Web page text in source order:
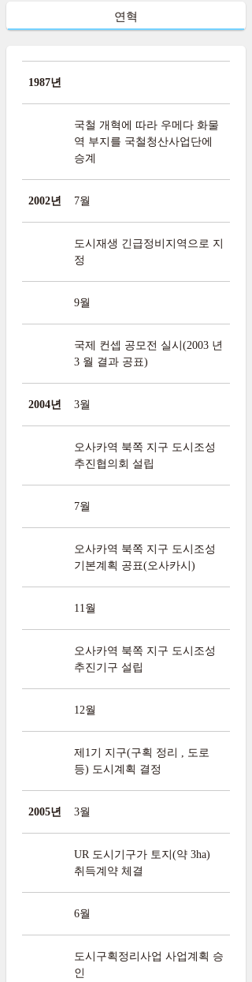
연혁
1987년
국철 개혁에 따라 우메다 화물
역 부지를 국철청산사업단에
승계
2002년 7월
도시재생 긴급정비지역으로 지
정
9월
국제 컨셉 공모전 실시(2003 년
3 월 결과 공표)
2004년 3월
오사카역 북쪽 지구 도시조성
추진협의회 설립
7월
오사카역 북쪽 지구 도시조성
기본계획 공표(오사카시)
11월
오사카역 북쪽 지구 도시조성
추진기구 설립
12월
제1기 지구(구획 정리 , 도로
등) 도시계획 결정
2005년 3월
UR 도시기구가 토지(약 3ha)
취득계약 체결
6월
도시구획정리사업 사업계획 승
인